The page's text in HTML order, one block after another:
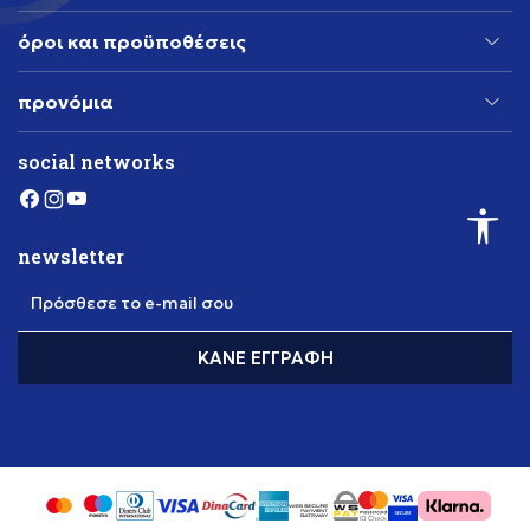
όροι και προϋποθέσεις
προνόμια
social networks
newsletter
Πρόσθεσε το e-mail σου
ΚΆΝΕ ΕΓΓΡΑΦΉ